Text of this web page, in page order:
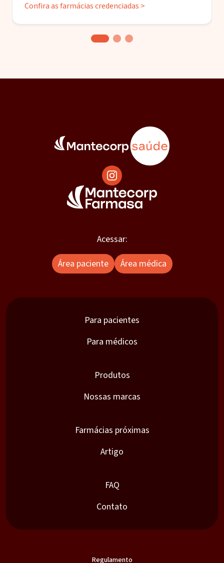
Confira as farmácias credenciadas >
Acessar:
Área paciente
Área médica
Para pacientes
Para médicos
Produtos
Nossas marcas
Farmácias próximas
Artigo
FAQ
Contato
Regulamento